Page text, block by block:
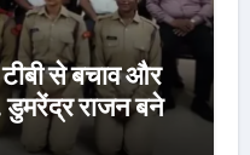
से बचाव और
डुमरेंद्र राजन बने